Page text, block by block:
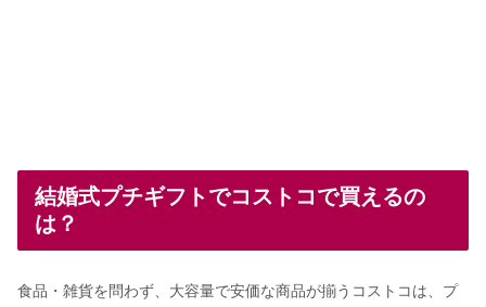
結婚式プチギフトでコストコで買えるの
は？
食品・雑貨を問わず、大容量で安価な商品が揃うコストコは、プ